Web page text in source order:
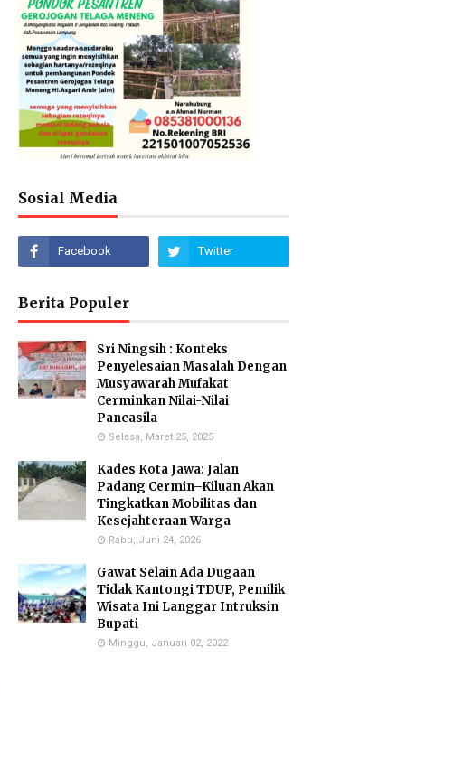
Sosial Media
Berita Populer
Sri Ningsih : Konteks
Penyelesaian Masalah Dengan
Musyawarah Mufakat
Cerminkan Nilai-Nilai
Pancasila
Selasa, Maret 25, 2025
Kades Kota Jawa: Jalan
Padang Cermin–Kiluan Akan
Tingkatkan Mobilitas dan
Kesejahteraan Warga
Rabu, Juni 24, 2026
Gawat Selain Ada Dugaan
Tidak Kantongi TDUP, Pemilik
Wisata Ini Langgar Intruksin
Bupati
Minggu, Januari 02, 2022